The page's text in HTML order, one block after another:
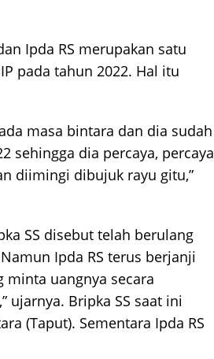
Ipda RS merupakan satu
pada tahun 2022. Hal itu
masa bintara dan dia sudah
sehingga dia percaya, percaya
diimingi dibujuk rayu gitu,”
SS disebut telah berulang
Ipda RS terus berjanji
minta uangnya secara
ujarnya. Bripka SS saat ini
(Taput). Sementara Ipda RS